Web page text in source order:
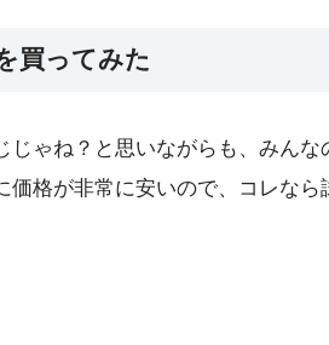
買ってみた
じゃね？と思いながらも、みん
価格が非常に安いので、コレな